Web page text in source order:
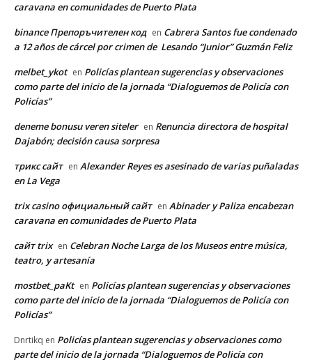
caravana en comunidades de Puerto Plata
binance Препоръчителен код en Cabrera Santos fue condenado
a 12 años de cárcel por crimen de Lesando “Junior” Guzmán Feliz
melbet_ykot en Policías plantean sugerencias y observaciones
como parte del inicio de la jornada “Dialoguemos de Policía con
Policías”
deneme bonusu veren siteler en Renuncia directora de hospital
Dajabón; decisión causa sorpresa
трикс сайт en Alexander Reyes es asesinado de varias puñaladas
en La Vega
trix casino официальный сайт en Abinader y Paliza encabezan
caravana en comunidades de Puerto Plata
сайт trix en Celebran Noche Larga de los Museos entre música,
teatro, y artesanía
mostbet_paKt en Policías plantean sugerencias y observaciones
como parte del inicio de la jornada “Dialoguemos de Policía con
Policías”
Dnrtikq en Policías plantean sugerencias y observaciones como
parte del inicio de la jornada “Dialoguemos de Policía con